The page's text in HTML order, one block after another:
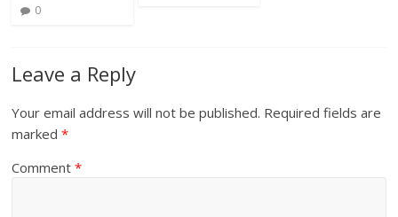
0
Leave a Reply
Your email address will not be published. Required fields are
marked*
Comment*